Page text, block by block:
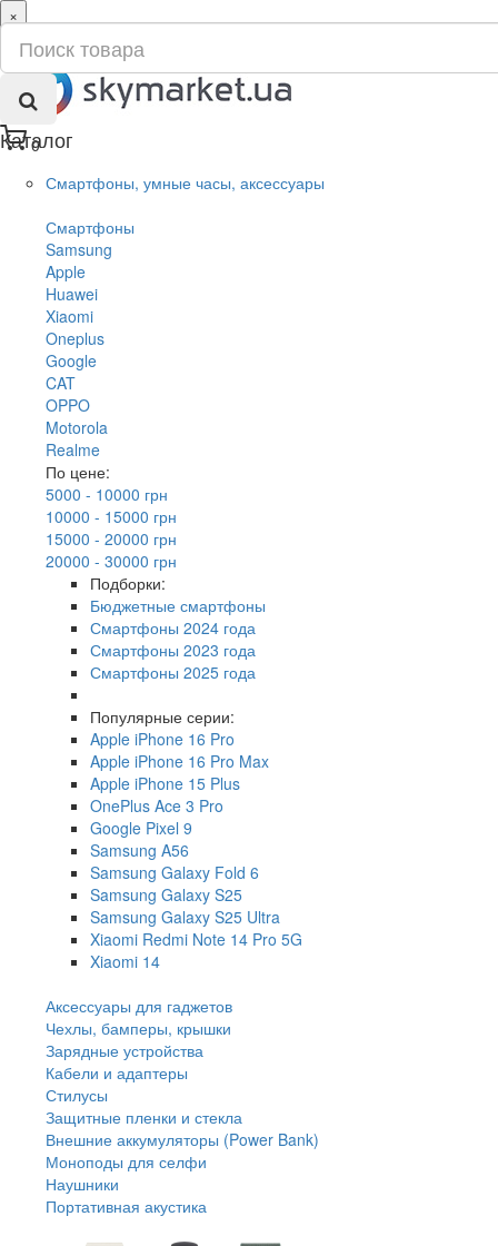
0
×
ru
ua
Каталог
Смартфоны, умные часы, аксессуары
Смартфоны
Samsung
Apple
Huawei
Xiaomi
Oneplus
Google
CAT
OPPO
Motorola
Realme
По цене:
5000 - 10000 грн
10000 - 15000 грн
15000 - 20000 грн
20000 - 30000 грн
Подборки:
Бюджетные смартфоны
Смартфоны 2024 года
Смартфоны 2023 года
Смартфоны 2025 года
Популярные серии:
Apple iPhone 16 Pro
Apple iPhone 16 Pro Max
Apple iPhone 15 Plus
OnePlus Ace 3 Pro
Google Pixel 9
Samsung A56
Samsung Galaxy Fold 6
Samsung Galaxy S25
Samsung Galaxy S25 Ultra
Xiaomi Redmi Note 14 Pro 5G
Xiaomi 14
Аксессуары для гаджетов
Чехлы, бамперы, крышки
Зарядные устройства
Кабели и адаптеры
Стилусы
Защитные пленки и стекла
Внешние аккумуляторы (Power Bank)
Моноподы для селфи
Наушники
Портативная акустика